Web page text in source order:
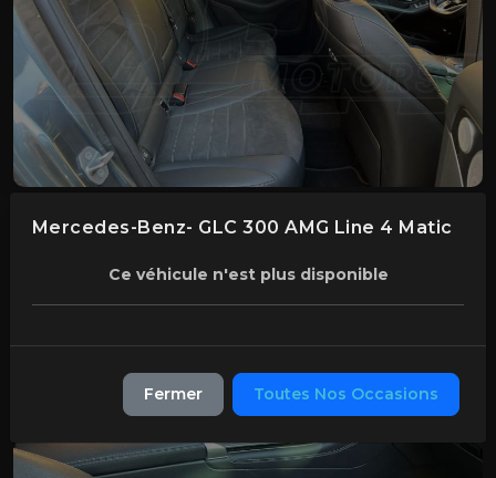
Mercedes-Benz- GLC 300 AMG Line 4 Matic
Ce véhicule n'est plus disponible
Fermer Toutes Nos Occasions